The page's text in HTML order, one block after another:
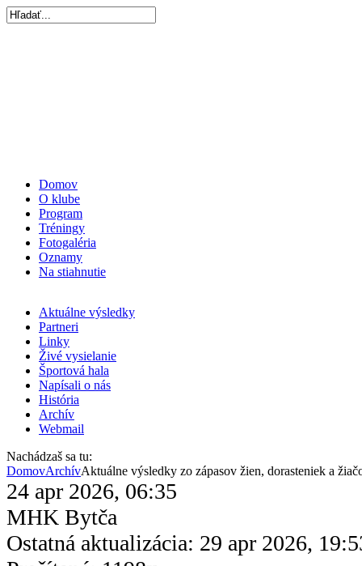
Domov
O klube
Program
Tréningy
Fotogaléria
Oznamy
Na stiahnutie
Aktuálne výsledky
Partneri
Linky
Živé vysielanie
Športová hala
Napísali o nás
História
Archív
Webmail
Nachádzaš sa tu:
DomovArchívAktuálne výsledky zo zápasov žien, dorasteniek a
24 apr 2026, 06:35
MHK Bytča
Ostatná aktualizácia: 29 apr 2026,